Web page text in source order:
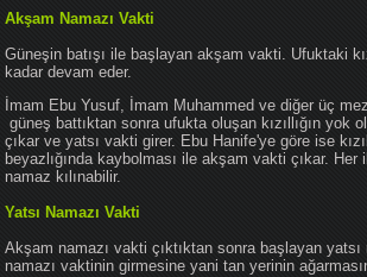
Akşam Namazı Vakti
Güneşin batışı ile başlayan akşam vakti. Ufuktaki
kadar devam eder.
İmam Ebu Yusuf, İmam Muhammed ve diğer üç
güneş battıktan sonra ufukta oluşan kızıllığın yok
çıkar ve yatsı vakti girer. Ebu Hanife'ye göre ise
beyazlığında kaybolması ile akşam vakti çıkar. Her
namaz kılınabilir.
Yatsı Namazı Vakti
Akşam namazı vakti çıktıktan sonra başlayan
namazı vaktinin girmesine yani tan yerinin